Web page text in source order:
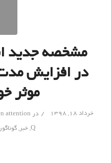
در افزایش
موثر
خرداد ۱۸, ۱۳۹۸ / در attention
Q
,خبر,